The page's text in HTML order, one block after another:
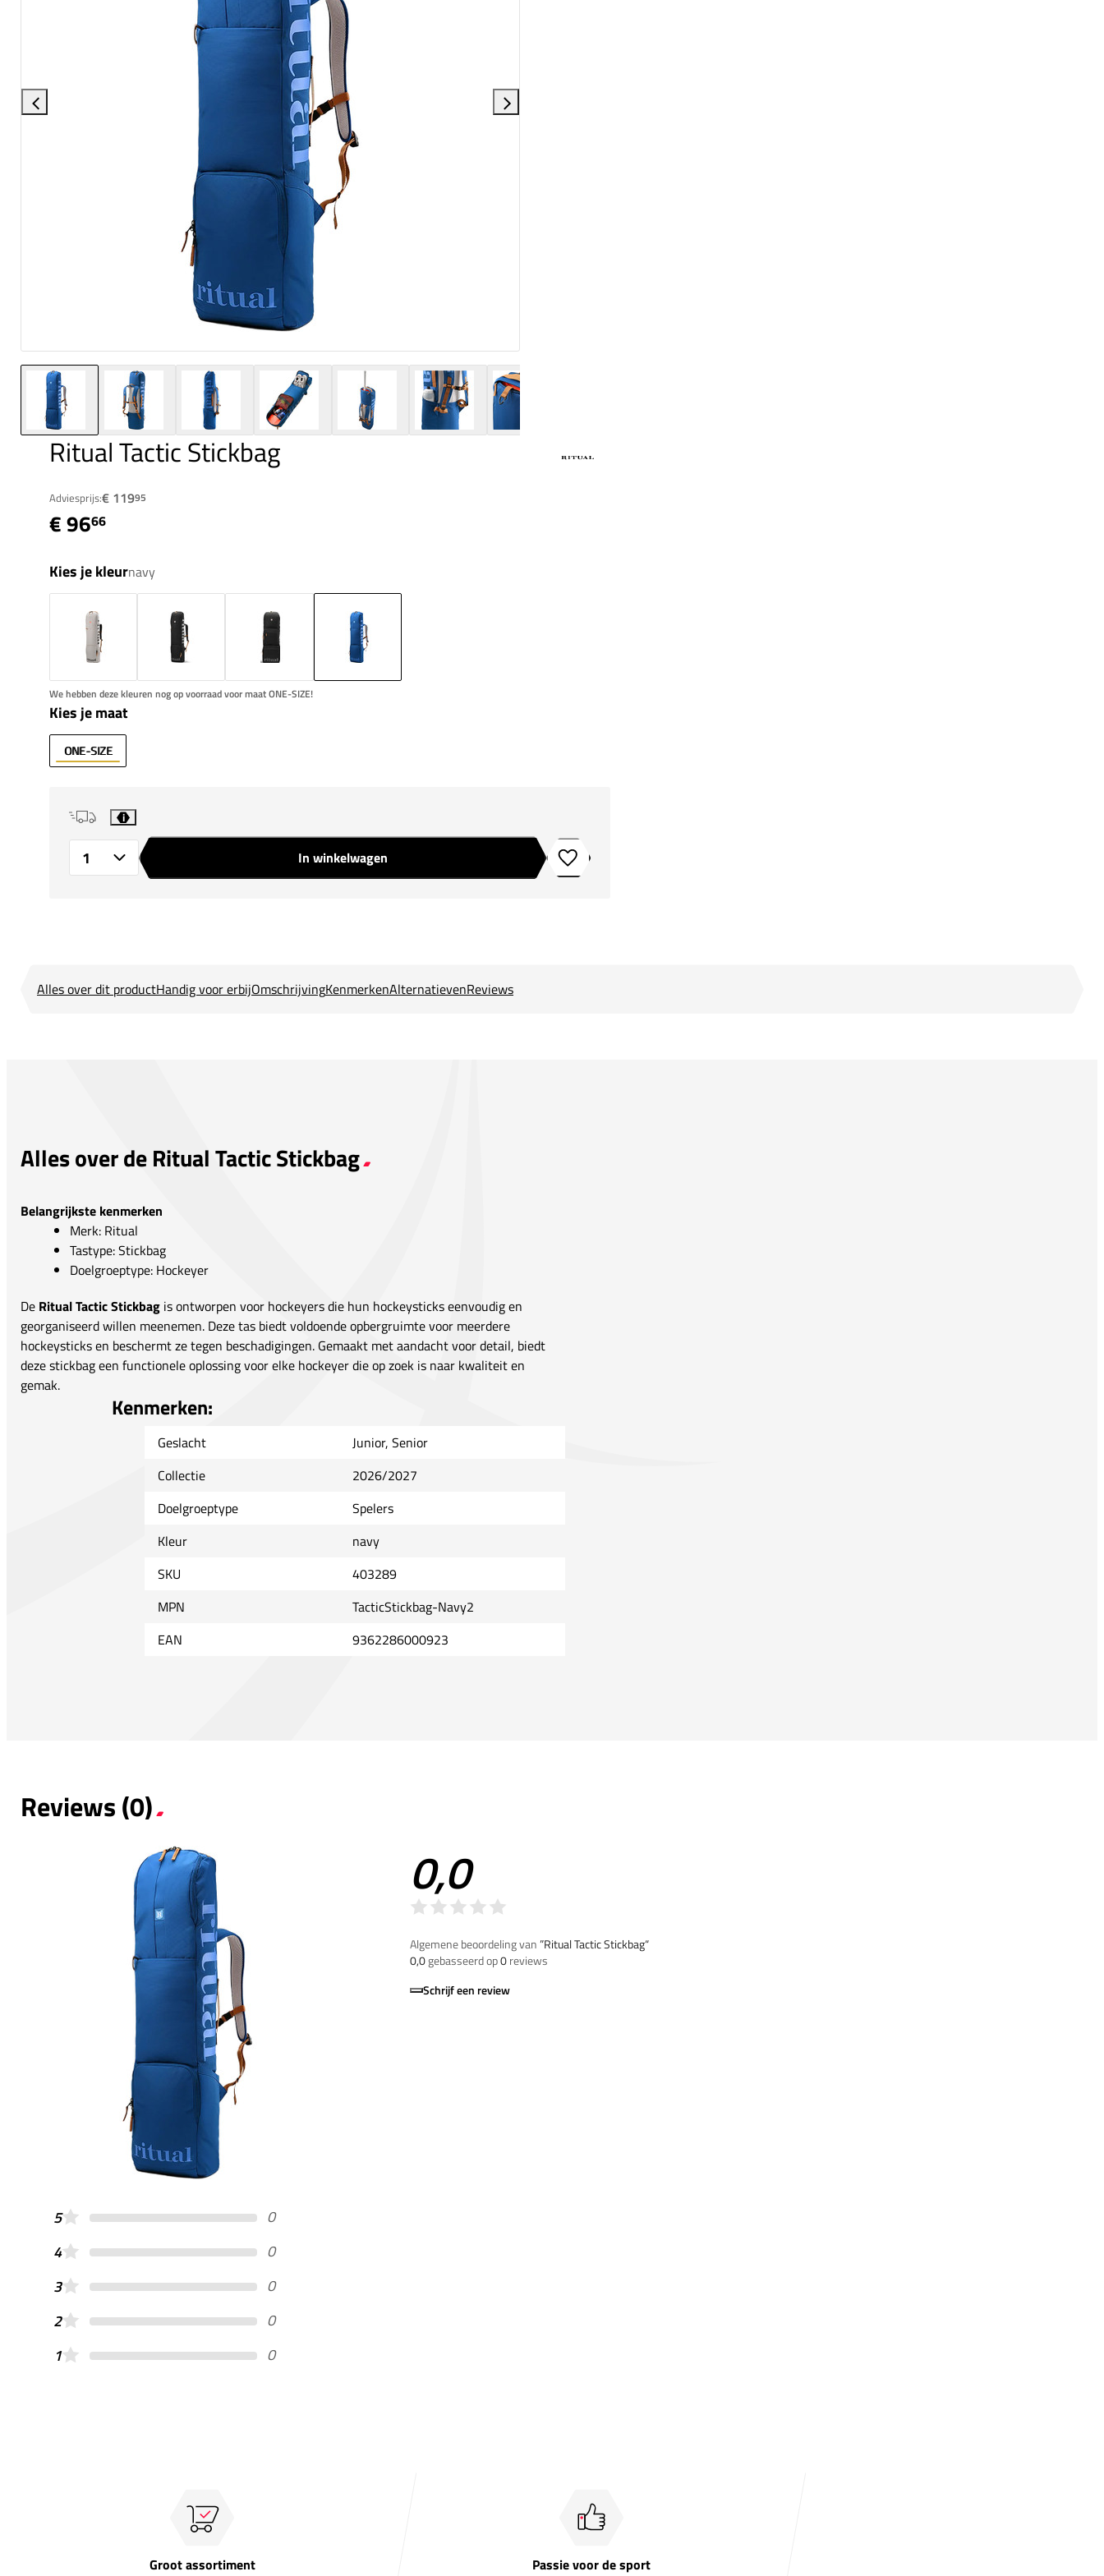
Ritual Tactic Stickbag
Adviesprijs:€ 11995
€ 9666
Kies je kleurnavy
We hebben deze kleuren nog op voorraad voor maat ONE-SIZE!
Kies je maat
ONE-SIZE
i
In winkelwagen Toevoegen aan verlanglijstje
Alles over dit productHandig voor erbijOmschrijvingKenmerkenAlternatievenReviews
Alles over de Ritual Tactic Stickbag
Belangrijkste kenmerken
Merk: Ritual
Tastype: Stickbag
Doelgroeptype: Hockeyer
De Ritual Tactic Stickbag is ontworpen voor hockeyers die hun hockeysticks eenvoudig en
georganiseerd willen meenemen. Deze tas biedt voldoende opbergruimte voor meerdere
hockeysticks en beschermt ze tegen beschadigingen. Gemaakt met aandacht voor detail, biedt
deze stickbag een functionele oplossing voor elke hockeyer die op zoek is naar kwaliteit en
gemak.
Kenmerken:
Geslacht
Junior, Senior
Collectie
2026/2027
Doelgroeptype
Spelers
Kleur
navy
SKU
403289
MPN
TacticStickbag-Navy2
EAN
9362286000923
Reviews (0)
0,0
Algemene beoordeling van”Ritual Tactic Stickbag“
0,0gebasseerd op0reviews
Schrijf een review
5
0
4
0
3
0
2
0
1
0
Groot assortiment Passie voor de sport